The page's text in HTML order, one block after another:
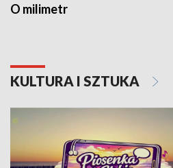
O milimetr
KULTURA I SZTUKA